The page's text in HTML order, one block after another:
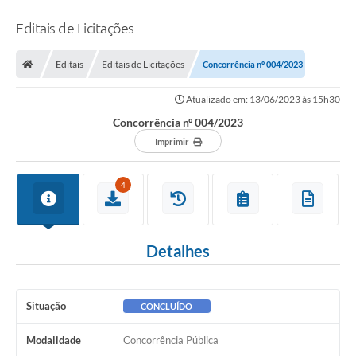
Editais de Licitações
Editais Editais de Licitações Concorrência nº 004/2023
Atualizado em: 13/06/2023 às 15h30
Concorrência nº 004/2023
Imprimir
4
Detalhes
Situação CONCLUÍDO
Modalidade Concorrência Pública